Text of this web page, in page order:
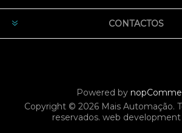
CONTACTOS
Powered by
Copyright © 2026 Mais Automação.
reservados. web development